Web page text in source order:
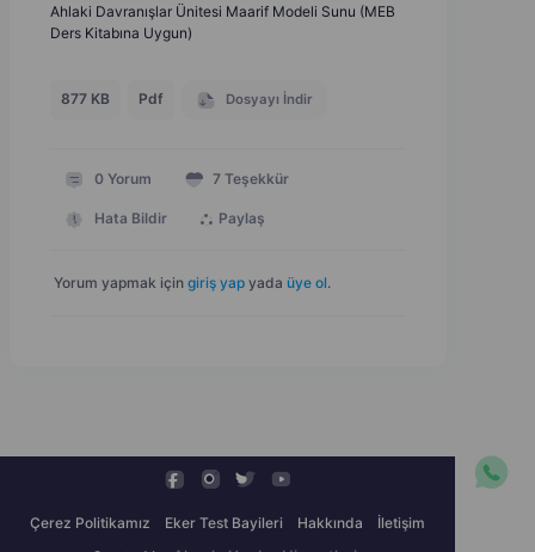
Ahlaki Davranışlar Ünitesi Maarif Modeli Sunu (MEB
Ders Kitabına Uygun)
877 KB Pdf Dosyayı İndir
0Yorum 7 Teşekkür
Hata Bildir Paylaş
Yorum yapmak için giriş yap yada üye ol.
Çerez Politikamız Eker Test Bayileri Hakkında İletişim